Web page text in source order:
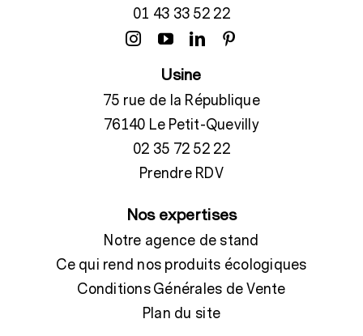
01 43 33 52 22
Usine
75 rue de la République
76140 Le Petit-Quevilly
02 35 72 52 22
Prendre RDV
Nos expertises
Notre agence de stand
Ce qui rend nos produits écologiques
Conditions Générales de Vente
Plan du site